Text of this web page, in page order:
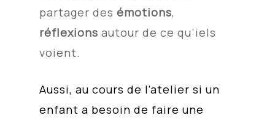
partager desémotions,
réflexions autour de ce qu’iels
voient.
Aussi, au cours de l’atelier si un
enfant a besoin de faire une